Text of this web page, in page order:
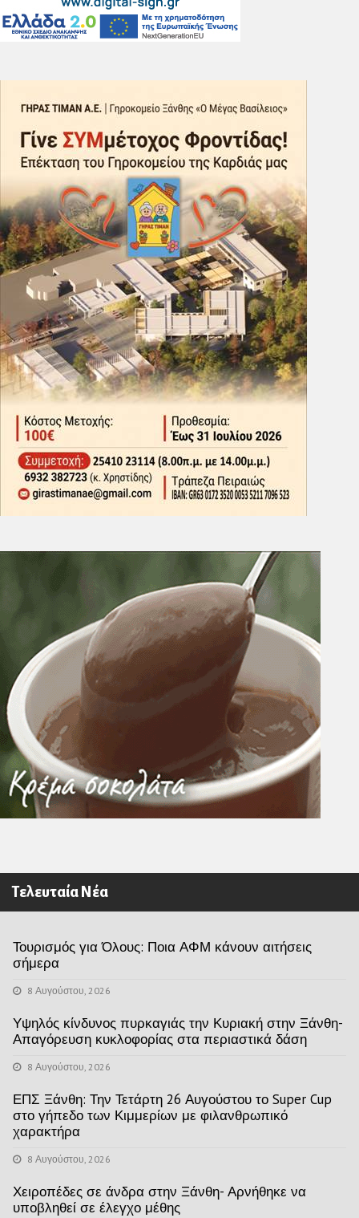
Τελευταία Νέα
Τουρισμός για Όλους: Ποια ΑΦΜ κάνουν αιτήσεις
σήμερα
8 Αυγούστου, 2026
Υψηλός κίνδυνος πυρκαγιάς την Κυριακή στην Ξάνθη-
Απαγόρευση κυκλοφορίας στα περιαστικά δάση
8 Αυγούστου, 2026
ΕΠΣ Ξάνθη: Την Τετάρτη 26 Αυγούστου το Super Cup
στο γήπεδο των Κιμμερίων με φιλανθρωπικό
χαρακτήρα
8 Αυγούστου, 2026
Χειροπέδες σε άνδρα στην Ξάνθη- Αρνήθηκε να
υποβληθεί σε έλεγχο μέθης